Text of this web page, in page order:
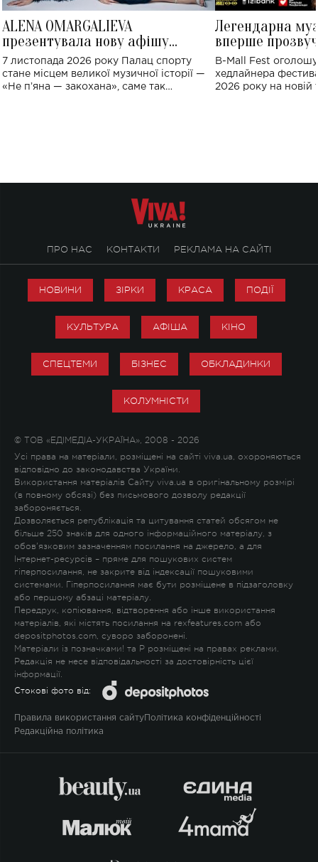
ALENA OMARGALIEVA
презентувала нову афішу
великого концерту в Палаці
спорту
7 листопада 2026 року Палац спорту
стане місцем великої музичної історії —
«Не пʼяна — закохана», саме так
Легендарна
вперше
Україні: де
B-Mall Fest
хедлайнера
2026 року на новій
ПРО НАС КОНТАКТИ РЕКЛАМА НА САЙТІ
НОВИНИ ЗІРКИ КРАСА ПОДІЇ
КУЛЬТУРА АФІША КІНО
СПЕЦТЕМИ БІЗНЕС ОБКЛАДИНКИ
КОЛУМНІСТИ
© ТОВ «ЕДІМЕДІА-УКРАЇНА», 2008 - 2026
Усі права на матеріали, розміщені на сайті viva.ua, охороняються
відповідно до законодавства України.
Використання матеріалів Сайту viva.ua в оригінальному розмірі
(в повному обсязі) без письмового дозволу редакції
забороняється.
Дозволяється републікація та цитування статей обсягом не
більше 250 знаків для одного інформаційного матеріалу, з
обов'язковим зазначенням посилання на джерело, а для
Інтернет-ресурсів – пряме для пошукових систем
гіперпосилання, не закрите від індексації пошуковими
системами. Гіперпосилання має бути розміщене в підзаголовку
або першому абзаці матеріалу.
Передрук, копіювання, відтворення або інше використання
матеріалів, які містять посилання на rexfeatures.com або
depositphotos.com, суворо заборонені.
Матеріали із позначками! та P розміщені на правах реклами.
Редакція не несе відповідальності за достовірність цієї
інформації.
Стокові фото від:
Правила використання сайту Політика конфіденційності
Редакційна політика